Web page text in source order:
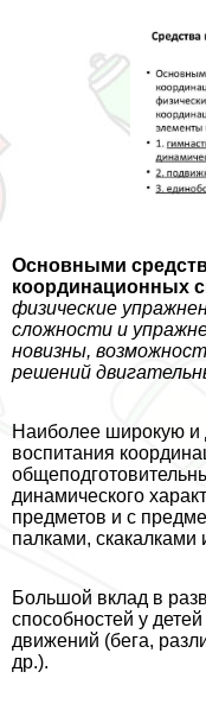
Основными
координационных
физические
сложности и
новизны,
решений
Наиболее широкую и
воспитания
динамического
предметов и с
палками, скакалками
Большой вклад в
способностей у
движений (бега,
др.).